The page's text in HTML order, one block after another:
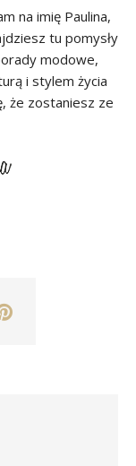
na imię Paulina,
tu pomysły
modowe,
i stylem życia
że zostaniesz ze